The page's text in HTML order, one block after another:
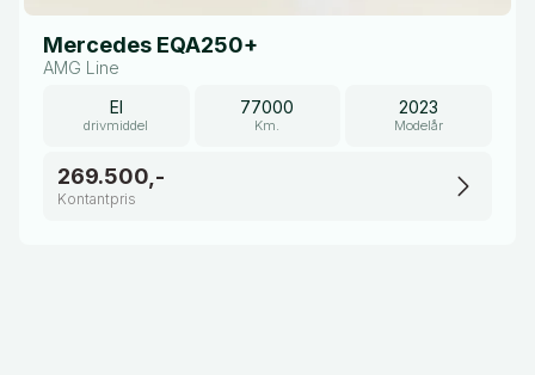
Mercedes EQA250+
AMG Line
El
drivmiddel
77000
Km.
2023
Modelår
269.500,-
Kontantpris